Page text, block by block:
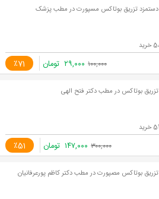
دستمزد تزریق بوتاکس مسپورت در مطب پزشک
٪71 ۱۰۰,۰۰۰ ۲۹,۰۰۰ تومان
تزریق بوتاکس در مطب دکتر فتح الهی
٪51 ۳۰۰,۰۰۰ ۱۴۷,۰۰۰ تومان
تزریق بوتاکس مصپورت در مطب دکتر کاظم پورعرفانیان